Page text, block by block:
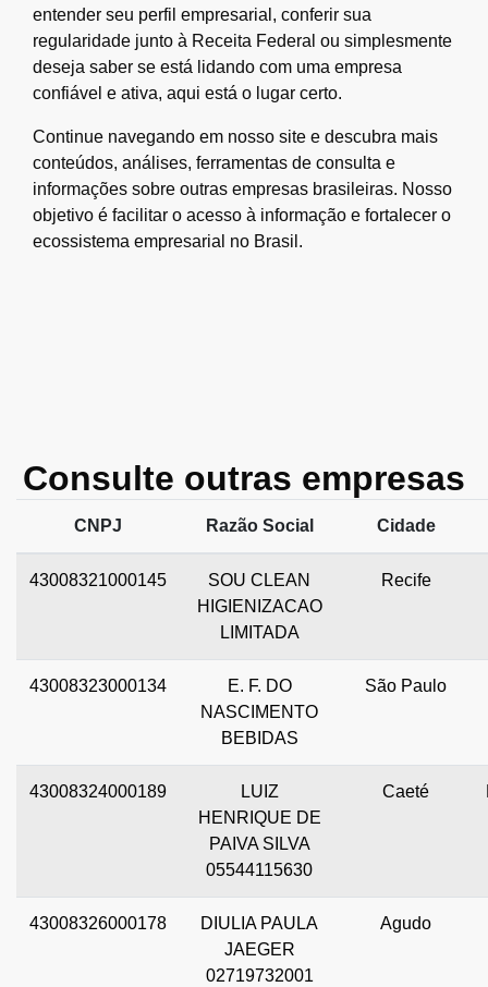
entender seu perfil empresarial, conferir sua
regularidade junto à Receita Federal ou simplesmente
deseja saber se está lidando com uma empresa
confiável e ativa, aqui está o lugar certo.
Continue navegando em nosso site e descubra mais
conteúdos, análises, ferramentas de consulta e
informações sobre outras empresas brasileiras. Nosso
objetivo é facilitar o acesso à informação e fortalecer o
ecossistema empresarial no Brasil.
Consulte outras empresas
CNPJ Razão Social Cidade
43008321000145
SOU CLEAN
HIGIENIZACAO
LIMITADA
Recife
43008323000134
E. F. DO
NASCIMENTO
BEBIDAS
São Paulo
43008324000189
LUIZ
HENRIQUE DE
PAIVA SILVA
05544115630
Caeté
43008326000178
DIULIA PAULA
JAEGER
02719732001
Agudo